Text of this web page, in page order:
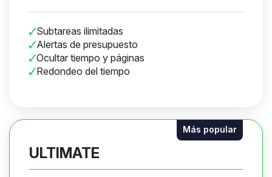
Subtareas ilimitadas
Alertas de presupuesto
Ocultar tiempo y páginas
Redondeo del tiempo
Más popular
ULTIMATE